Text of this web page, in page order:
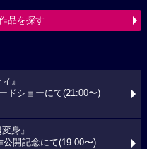
品を探す
』
ドショーにて(21:00〜)
身』
開記念にて(19:00〜)